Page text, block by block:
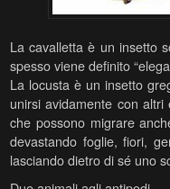
La cavalletta è un insetto
spesso viene definito
La locusta è un insetto
unirsi avidamente con
che possono migrare
devastando foglie, fiori,
lasciando dietro di sé uno